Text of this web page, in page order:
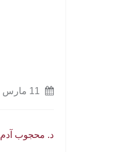
د. محجوب آدم